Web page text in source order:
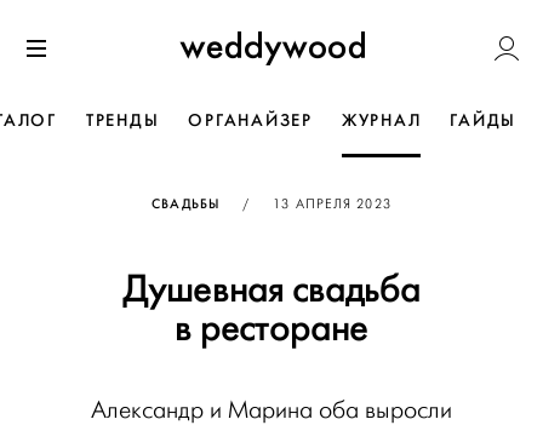
к содержанию
Weddywood
ТРЕНДЫ ОРГАНАЙЗЕР ЖУРНАЛ ГАЙДЫ
СВАДЬБЫ / ОПУБЛИКОВАНО
13 АПРЕЛЯ 2023
Душевная свадьба
в ресторане
Александр и Марина оба выросли